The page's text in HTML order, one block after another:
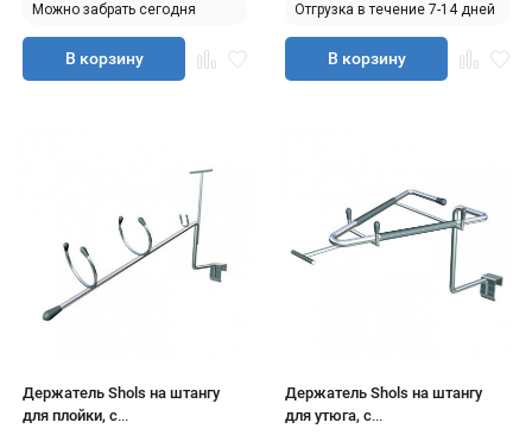
Можно забрать сегодня
В корзину
Отгрузка в течение 7-14 дней
В корзину
Держатель Shols на штангу
для плойки, с
Держатель Shols на штангу
для утюга, с